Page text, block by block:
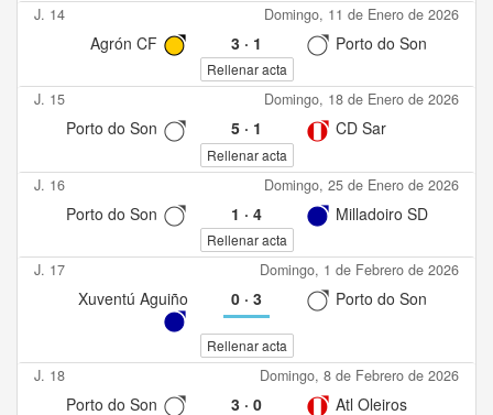
J. 14 Domingo, 11 de Enero de 2026
Agrón CF 3· 1 Porto do Son
Rellenar acta
J. 15 Domingo, 18 de Enero de 2026
Porto do Son 5· 1 CD Sar
Rellenar acta
J. 16 Domingo, 25 de Enero de 2026
Porto do Son 1 · 4 Milladoiro SD
Rellenar acta
J. 17 Domingo, 1 de Febrero de 2026
Xuventú Aguiño 0· 3 Porto do Son
Rellenar acta
J. 18 Domingo, 8 de Febrero de 2026
Porto do Son 3· 0 Atl Oleiros